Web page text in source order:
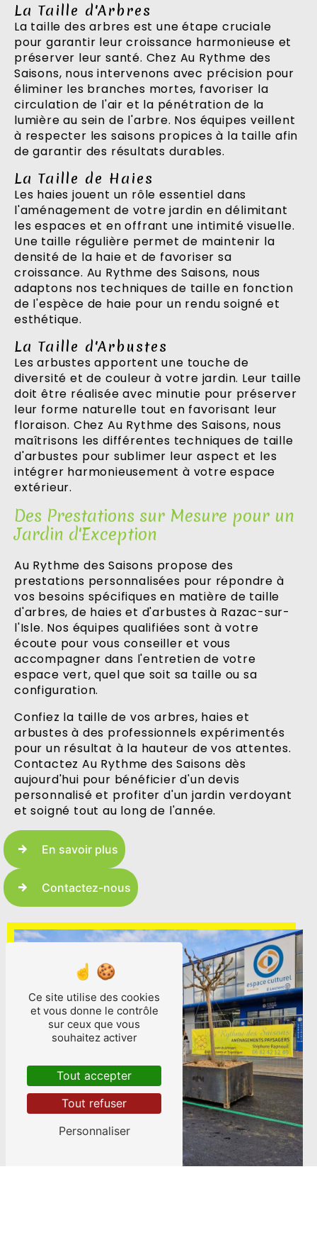
La Taille d'Arbres
La taille des arbres est une étape cruciale
pour garantir leur croissance harmonieuse et
préserver leur santé. Chez Au Rythme des
Saisons, nous intervenons avec précision pour
éliminer les branches mortes, favoriser la
circulation de l'air et la pénétration de la
lumière au sein de l'arbre. Nos équipes veillent
à respecter les saisons propices à la taille afin
de garantir des résultats durables.
La Taille de Haies
Les haies jouent un rôle essentiel dans
l'aménagement de votre jardin en délimitant
les espaces et en offrant une intimité visuelle.
Une taille régulière permet de maintenir la
densité de la haie et de favoriser sa
croissance. Au Rythme des Saisons, nous
adaptons nos techniques de taille en fonction
de l'espèce de haie pour un rendu soigné et
esthétique.
La Taille d'Arbustes
Les arbustes apportent une touche de
diversité et de couleur à votre jardin. Leur taille
doit être réalisée avec minutie pour préserver
leur forme naturelle tout en favorisant leur
floraison. Chez Au Rythme des Saisons, nous
maîtrisons les différentes techniques de taille
d'arbustes pour sublimer leur aspect et les
intégrer harmonieusement à votre espace
extérieur.
Des Prestations sur Mesure pour un
Jardin d'Exception
Au Rythme des Saisons propose des
prestations personnalisées pour répondre à
vos besoins spécifiques en matière de taille
d'arbres, de haies et d'arbustes à Razac-sur-
l'Isle. Nos équipes qualifiées sont à votre
écoute pour vous conseiller et vous
accompagner dans l'entretien de votre
espace vert, quel que soit sa taille ou sa
configuration.
Confiez la taille de vos arbres, haies et
arbustes à des professionnels expérimentés
pour un résultat à la hauteur de vos attentes.
Contactez Au Rythme des Saisons dès
aujourd'hui pour bénéficier d'un devis
personnalisé et profiter d'un jardin verdoyant
et soigné tout au long de l'année.
En savoir plus
Contactez-nous
Ce site utilise des cookies
et vous donne le contrôle
sur ceux que vous
souhaitez activer
Tout accepter
Tout refuser
Personnaliser